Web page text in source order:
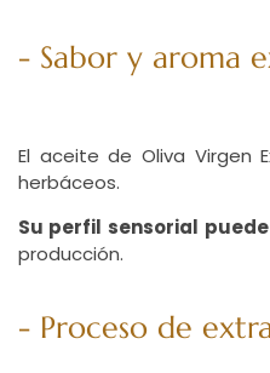
- Sabor y aroma
El aceite de Oliva Virgen
herbáceos.
Su perfil sensorial
producción.
- Proceso de